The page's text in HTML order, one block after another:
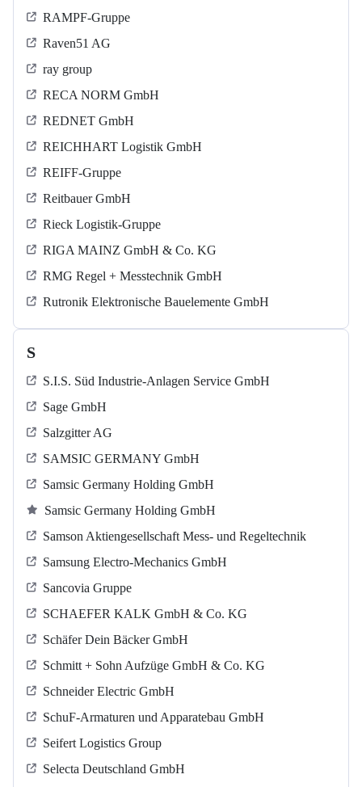
RAMPF-Gruppe
Raven51 AG
ray group
RECA NORM GmbH
REDNET GmbH
REICHHART Logistik GmbH
REIFF-Gruppe
Reitbauer GmbH
Rieck Logistik-Gruppe
RIGA MAINZ GmbH & Co. KG
RMG Regel + Messtechnik GmbH
Rutronik Elektronische Bauelemente GmbH
S
S.I.S. Süd Industrie-Anlagen Service GmbH
Sage GmbH
Salzgitter AG
SAMSIC GERMANY GmbH
Samsic Germany Holding GmbH
Samsic Germany Holding GmbH
Samson Aktiengesellschaft Mess- und Regeltechnik
Samsung Electro-Mechanics GmbH
Sancovia Gruppe
SCHAEFER KALK GmbH & Co. KG
Schäfer Dein Bäcker GmbH
Schmitt + Sohn Aufzüge GmbH & Co. KG
Schneider Electric GmbH
SchuF-Armaturen und Apparatebau GmbH
Seifert Logistics Group
Selecta Deutschland GmbH